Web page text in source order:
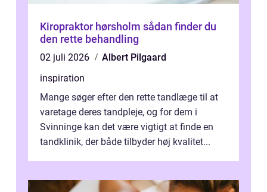
Kiropraktor hørsholm sådan finder du
den rette behandling
02 juli 2026
Albert Pilgaard
inspiration
Mange søger efter den rette tandlæge til at
varetage deres tandpleje, og for dem i
Svinninge kan det være vigtigt at finde en
tandklinik, der både tilbyder høj kvalitet...